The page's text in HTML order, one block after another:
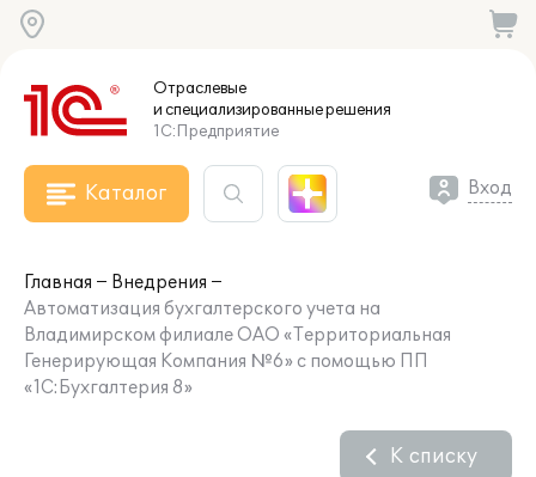
Отраслевые
и специализированныерешения
1С:Предприятие
Каталог Вход
Главная
Внедрения
Автоматизация бухгалтерского учета на
Владимирском филиале ОАО «Территориальная
Генерирующая Компания №6» с помощью ПП
«1С:Бухгалтерия 8»
К списку